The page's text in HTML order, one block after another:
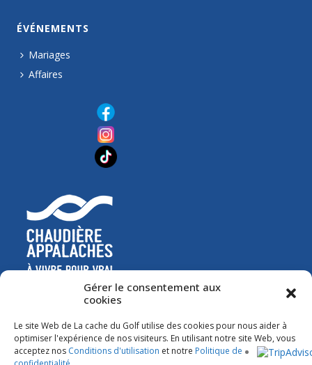
Gérer le consentement aux
cookies
Le site Web de La cache du Golf utilise des cookies pour nous aider à
optimiser l'expérience de nos visiteurs. En utilisant notre site Web, vous
acceptez nos Conditions d'utilisation et notre Politique de
ÉVÉNEMENTS
Mariages
Affaires